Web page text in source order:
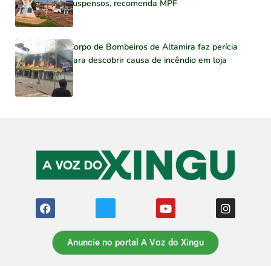
suspensos, recomenda MPF
Corpo de Bombeiros de Altamira faz perícia
para descobrir causa de incêndio em loja
Anuncie no portal A Voz do Xingu